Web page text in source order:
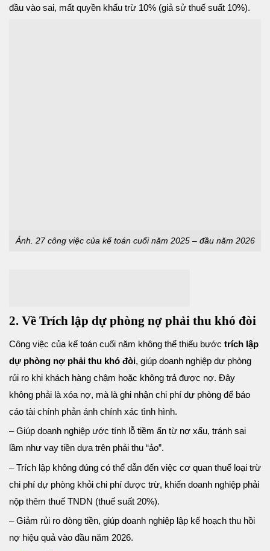
đầu vào sai, mất quyền khấu trừ 10% (giả sử thuế suất 10%).
Ảnh. 27 công việc của kế toán cuối năm 2025 – đầu năm 2026
2. Về Trích lập dự phòng nợ phải thu khó đòi
Công việc của kế toán cuối năm không thể thiếu bước trích lập
dự phòng nợ phải thu khó đòi, giúp doanh nghiệp dự phòng
rủi ro khi khách hàng chậm hoặc không trả được nợ. Đây
không phải là xóa nợ, mà là ghi nhận chi phí dự phòng để báo
cáo tài chính phản ánh chính xác tình hình.
– Giúp doanh nghiệp ước tính lỗ tiềm ẩn từ nợ xấu, tránh sai
lầm như vay tiền dựa trên phải thu “ảo”.
– Trích lập không đúng có thể dẫn đến việc cơ quan thuế loại trừ
chi phí dự phòng khỏi chi phí được trừ, khiến doanh nghiệp phải
nộp thêm thuế TNDN (thuế suất 20%).
– Giảm rủi ro dòng tiền, giúp doanh nghiệp lập kế hoạch thu hồi
nợ hiệu quả vào đầu năm 2026.